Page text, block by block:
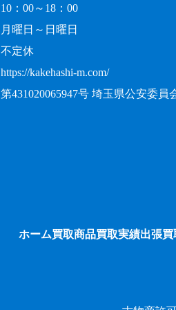
10：00～18：00
月曜日～日曜日
不定休
https://kakehashi-m.com/
第431020065947号 埼玉県公安委員
ホーム買取商品買取実績出張